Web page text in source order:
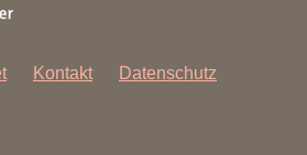
Kontakt
Datenschutz